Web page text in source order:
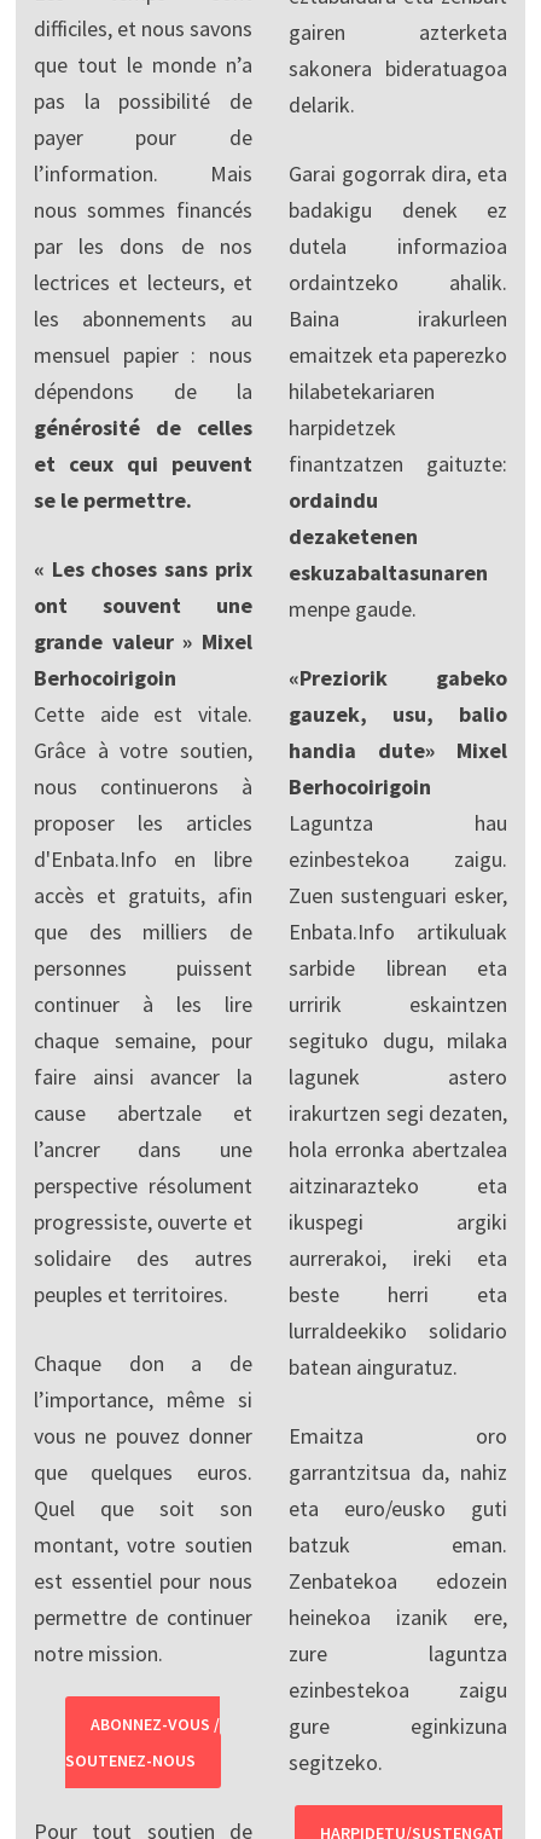
difficiles, et nous savons
que tout le monde n’a
pas la possibilité de
payer pour de
l’information. Mais
nous sommes financés
par les dons de nos
lectrices et lecteurs, et
les abonnements au
mensuel papier : nous
dépendons de la
générosité de celles
et ceux qui peuvent
se le permettre.
« Les choses sans prix
ont souvent une
grande valeur » Mixel
Berhocoirigoin
Cette aide est vitale.
Grâce à votre soutien,
nous continuerons à
proposer les articles
d'Enbata.Info en libre
accès et gratuits, afin
que des milliers de
personnes puissent
continuer à les lire
chaque semaine, pour
faire ainsi avancer la
cause abertzale et
l’ancrer dans une
perspective résolument
progressiste, ouverte et
solidaire des autres
peuples et territoires.
Chaque don a de
l’importance, même si
vous ne pouvez donner
que quelques euros.
Quel que soit son
montant, votre soutien
est essentiel pour nous
permettre de continuer
notre mission.
ABONNEZ-VOUS /
SOUTENEZ-NOUS
Pour tout soutien de
gairen azterketa
sakonera bideratuagoa
delarik.
Garai gogorrak dira, eta
badakigu denek ez
dutela informazioa
ordaintzeko ahalik.
Baina irakurleen
emaitzek eta paperezko
hilabetekariaren
harpidetzek
finantzatzen gaituzte:
ordaindu
dezaketenen
eskuzabaltasunaren
menpe gaude.
«Preziorik gabeko
gauzek, usu, balio
handia dute» Mixel
Berhocoirigoin
Laguntza hau
ezinbestekoa zaigu.
Zuen sustenguari esker,
Enbata.Info artikuluak
sarbide librean eta
urririk eskaintzen
segituko dugu, milaka
lagunek astero
irakurtzen segi dezaten,
hola erronka abertzalea
aitzinarazteko eta
ikuspegi argiki
aurrerakoi, ireki eta
beste herri eta
lurraldeekiko solidario
batean ainguratuz.
Emaitza oro
garrantzitsua da, nahiz
eta euro/eusko guti
batzuk eman.
Zenbatekoa edozein
heinekoa izanik ere,
zure laguntza
ezinbestekoa zaigu
gure eginkizuna
segitzeko.
HARPIDETU/SUSTENGAT